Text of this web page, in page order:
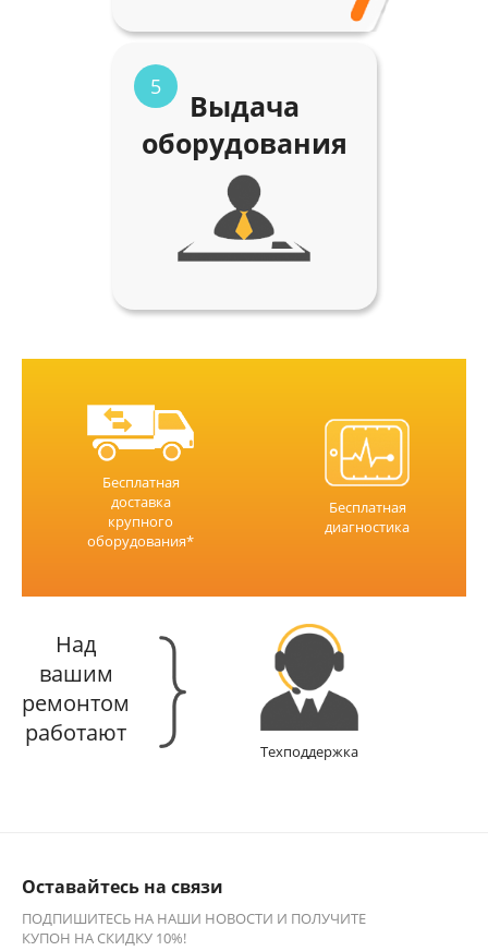
5
Выдача
оборудования
Бесплатная
доставка
крупного
оборудования*
Бесплатная
диагностика
Над
вашим
ремонтом
работают
Техподдержка
Оставайтесь на связи
ПОДПИШИТЕСЬ НА НАШИ НОВОСТИ И ПОЛУЧИТЕ
КУПОН НА СКИДКУ 10%!